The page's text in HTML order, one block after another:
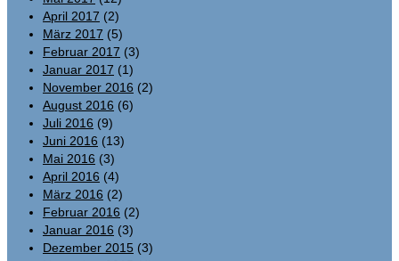
April 2017 (2)
März 2017 (5)
Februar 2017 (3)
Januar 2017 (1)
November 2016 (2)
August 2016 (6)
Juli 2016 (9)
Juni 2016 (13)
Mai 2016 (3)
April 2016 (4)
März 2016 (2)
Februar 2016 (2)
Januar 2016 (3)
Dezember 2015 (3)